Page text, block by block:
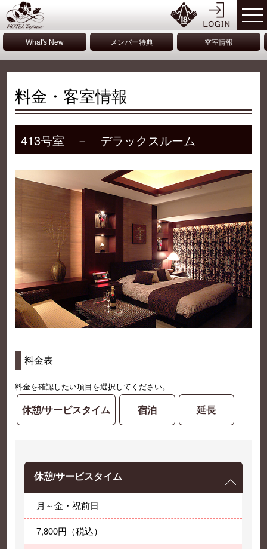
What's New メンバー特典 空室情報
料金・客室情報
413号室 － デラックスルーム
料金表
料金を確認したい項目を選択してください。
休憩/サービスタイム 宿泊 延長
休憩/サービスタイム
月～金・祝前日
7,800円（税込）